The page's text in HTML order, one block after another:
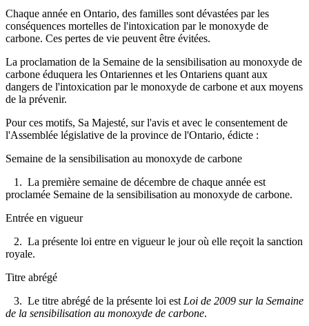
Chaque année en Ontario, des familles sont dévastées par les
conséquences mortelles de l'intoxication par le monoxyde de
carbone. Ces pertes de vie peuvent être évitées.
La proclamation de la Semaine de la sensibilisation au monoxyde de
carbone éduquera les Ontariennes et les Ontariens quant aux
dangers de l'intoxication par le monoxyde de carbone et aux moyens
de la prévenir.
Pour ces motifs, Sa Majesté, sur l'avis et avec le consentement de
l'Assemblée législative de la province de l'Ontario, édicte :
Semaine de la sensibilisation au monoxyde de carbone
1. La première semaine de décembre de chaque année est
proclamée Semaine de la sensibilisation au monoxyde de carbone.
Entrée en vigueur
2. La présente loi entre en vigueur le jour où elle reçoit la sanction
royale.
Titre abrégé
3. Le titre abrégé de la présente loi est Loi de 2009 sur la Semaine
de la sensibilisation au monoxyde de carbone.